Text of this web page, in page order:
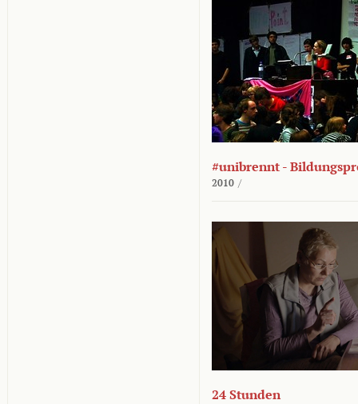
#unibrennt -
2010 /
24 Stunden